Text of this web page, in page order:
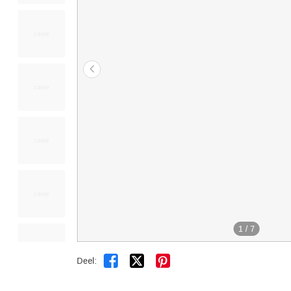
1 / 7
Deel:  